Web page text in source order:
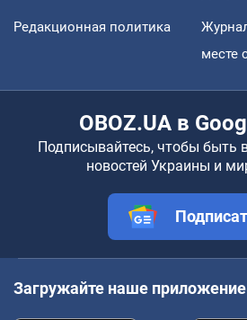
Редакционная политика
месте
OBOZ.UA в
Подписывайтесь, чтобы быть
новостей Украины и
Загружайте наше приложение